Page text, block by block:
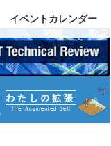
イベントカレンダー